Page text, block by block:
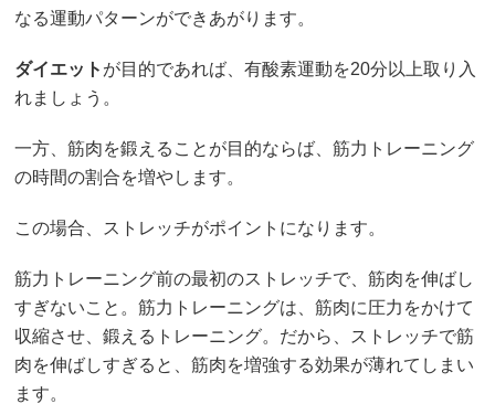
なる運動パターンができあがります。
ダイエット が目的であれば、有酸素運動を20分以上取り入
れましょう。
一方、筋肉を鍛えることが目的ならば、筋力トレーニング
の時間の割合を増やします。
この場合、ストレッチがポイントになります。
筋力トレーニング前の最初のストレッチで、筋肉を伸ばし
すぎないこと。筋力トレーニングは、筋肉に圧力をかけて
収縮させ、鍛えるトレーニング。だから、ストレッチで筋
肉を伸ばしすぎると、筋肉を増強する効果が薄れてしまい
ます。